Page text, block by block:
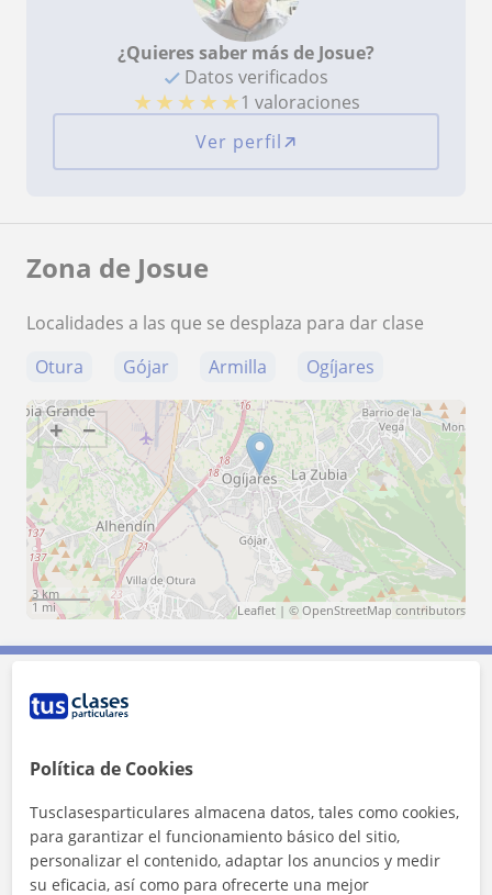
¿Quieres saber más de Josue?
Datos verificados
★ ★ ★ ★ ★1 valoraciones
Ver perfil
Zona de Josue
Localidades a las que se desplaza para dar clase
Otura
Gójar Armilla Ogíjares
+ −
3 km
1 mi
Leaflet | © OpenStreetMap contributors
Contacta con Josue
Tarifa
Política de Cookies
Tusclasesparticulares almacena datos, tales como cookies,
para garantizar el funcionamiento básico del sitio,
personalizar el contenido, adaptar los anuncios y medir
su eficacia, así como para ofrecerte una mejor